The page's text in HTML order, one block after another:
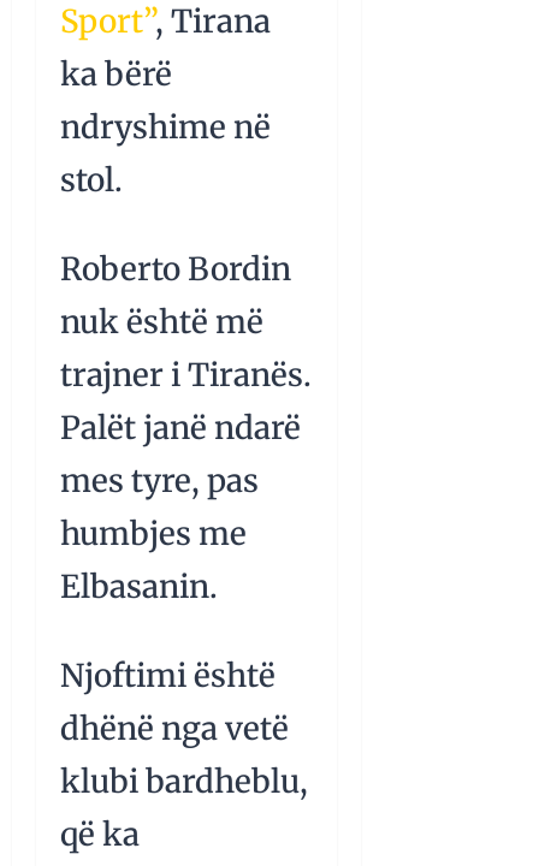
Sport”, Tirana
ka bërë
ndryshime në
stol.
Roberto Bordin
nuk është më
trajner i Tiranës.
Palët janë ndarë
mes tyre, pas
humbjes me
Elbasanin.
Njoftimi është
dhënë nga vetë
klubi bardheblu,
që ka